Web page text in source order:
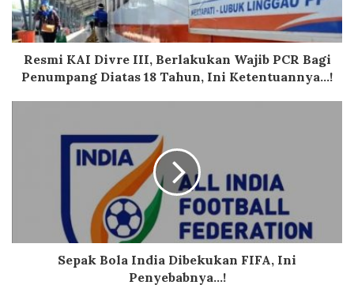
Resmi KAI Divre III, Berlakukan Wajib PCR Bagi
Penumpang Diatas 18 Tahun, Ini Ketentuannya...!
Sepak Bola India Dibekukan FIFA, Ini
Penyebabnya...!